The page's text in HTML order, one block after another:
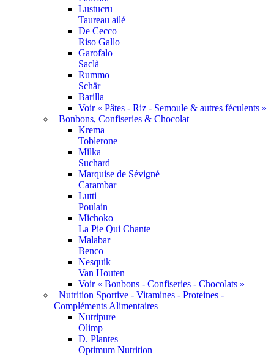
Lustucru
Taureau ailé
De Cecco
Riso Gallo
Garofalo
Saclà
Rummo
Schär
Barilla
Voir « Pâtes - Riz - Semoule & autres féculents »
Bonbons, Confiseries & Chocolat
Krema
Toblerone
Milka
Suchard
Marquise de Sévigné
Carambar
Lutti
Poulain
Michoko
La Pie Qui Chante
Malabar
Benco
Nesquik
Van Houten
Voir « Bonbons - Confiseries - Chocolats »
Nutrition Sportive - Vitamines - Proteines -
Compléments Alimentaires
Nutripure
Olimp
D. Plantes
Optimum Nutrition